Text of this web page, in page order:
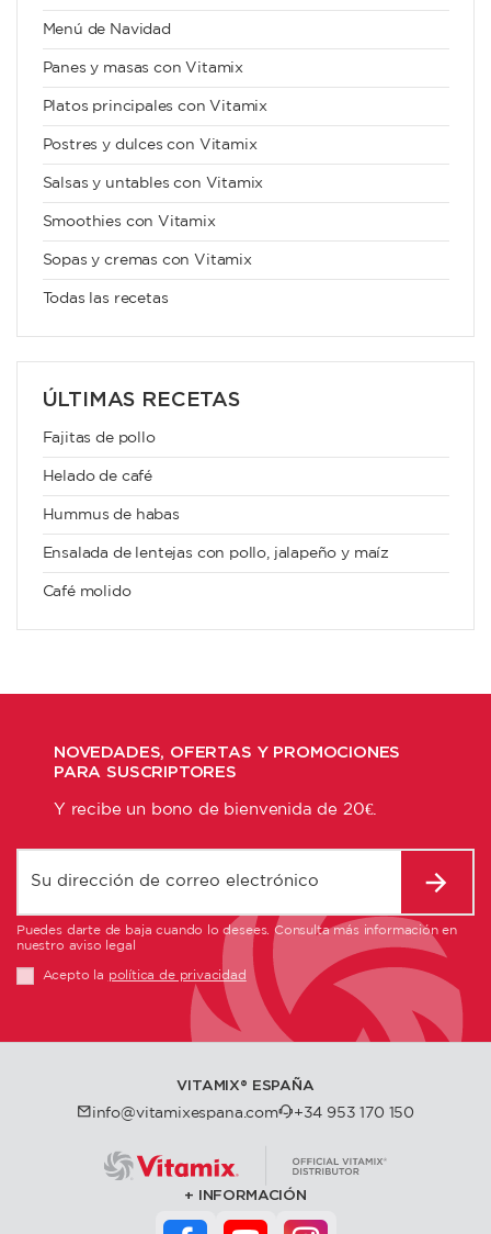
Menú de Navidad
Panes y masas con Vitamix
Platos principales con Vitamix
Postres y dulces con Vitamix
Salsas y untables con Vitamix
Smoothies con Vitamix
Sopas y cremas con Vitamix
Todas las recetas
ÚLTIMAS RECETAS
Fajitas de pollo
Helado de café
Hummus de habas
Ensalada de lentejas con pollo, jalapeño y maíz
Café molido
NOVEDADES, OFERTAS Y PROMOCIONES
PARA SUSCRIPTORES
Y recibe un bono de bienvenida de 20€.
Puedes darte de baja cuando lo desees. Consulta más información en
nuestro aviso legal
Acepto la política de privacidad
VITAMIX®️ ESPAÑA
info@vitamixespana.com +34 953 170 150
INFORMACIÓN